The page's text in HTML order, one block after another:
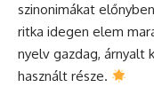
szinonimákat
ritka idegen elem
nyelv gazdag, árnyalt
használt része.